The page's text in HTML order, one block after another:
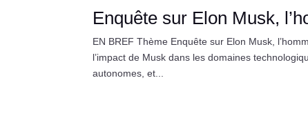
Enquête sur Elon Musk,
EN BREF Thème Enquête sur Elon Musk,
l’impact de Musk dans les domaines
autonomes, et...